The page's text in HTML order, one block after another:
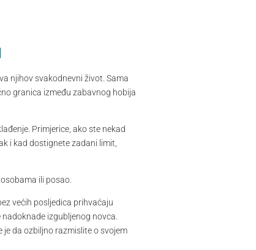
njihov svakodnevni život. Sama
granica između zabavnog hobija
Primjerice, ako ste nekad
i kad dostignete zadani limit,
ili posao.
većih posljedica prihvaćaju
izgubljenog novca.
je da ozbiljno razmislite o svojem